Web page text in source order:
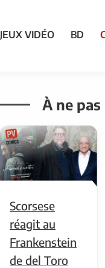
JEUX VIDÉO BD
À ne
Scorsese
réagit au
Frankenstein
de del Toro